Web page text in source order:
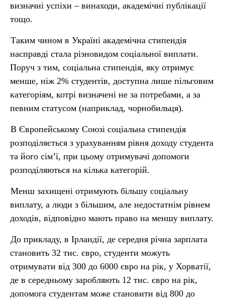
визначні успіхи – винаходи, академічні публікації
тощо.
Таким чином в Україні академічна стипендія
насправді стала різновидом соціальної виплати.
Поруч з тим, соціальна стипендія, яку отримує
менше, ніж 2% студентів, доступна лише пільговим
категоріям, котрі визначені не за потребами, а за
певним статусом (наприклад, чорнобильця).
В Європейському Союзі соціальна стипендія
розподіляється з урахуванням рівня доходу студента
та його сім’ї, при цьому отримувачі допомоги
розподіляються на кілька категорій.
Менш захищені отримують більшу соціальну
виплату, а люди з більшим, але недостатнім рівнем
доходів, відповідно мають право на меншу виплату.
До прикладу, в Ірландії, де середня річна зарплата
становить 32 тис. євро, студенти можуть
отримувати від 300 до 6000 євро на рік, у Хорватії,
де в середньому заробляють 12 тис. євро на рік,
допомога студентам може становити від 800 до